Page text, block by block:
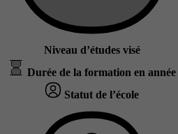
Niveau d’études visé
Durée de la formation en année
Statut de l’école